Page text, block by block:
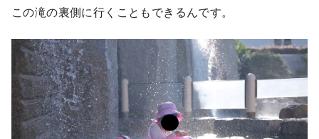
この滝の裏側に行くこともできるんです。